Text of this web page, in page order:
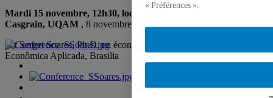
Mardi 15 novembre, 12h30, local W-5305, Pavillon Thérèse-
Casgrain, UQAM , 8 novembre 2011
par Sergei Soares, Ph.D. en économie, Instituto de Pesquisa
Econômica Aplicada, Brasilia
« Préférences ».